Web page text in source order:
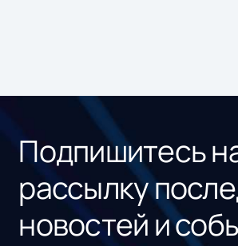
Подпишитесь
рассылку
новостей и